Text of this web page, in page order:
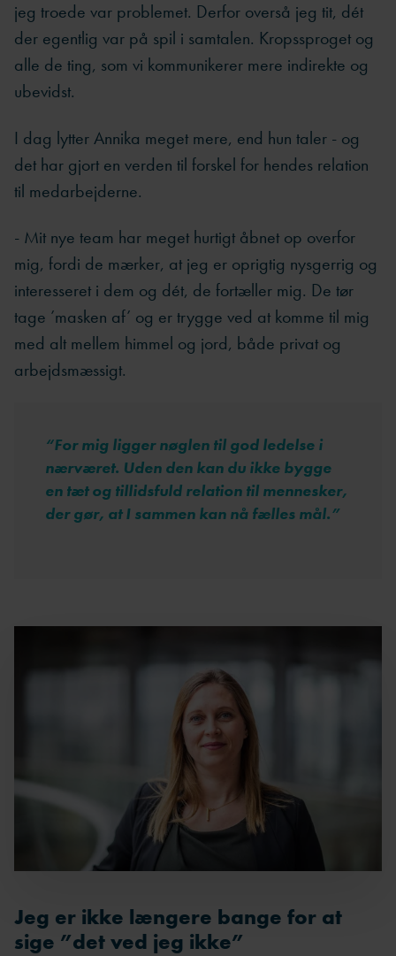
jeg troede var problemet. Derfor overså jeg tit, dét
der egentlig var på spil i samtalen. Kropssproget og
alle de ting, som vi kommunikerer mere indirekte og
ubevidst.
I dag lytter Annika meget mere, end hun taler - og
det har gjort en verden til forskel for hendes relation
til medarbejderne.
- Mit nye team har meget hurtigt åbnet op overfor
mig, fordi de mærker, at jeg er oprigtig nysgerrig og
interesseret i dem og dét, de fortæller mig. De tør
tage ’masken af’ og er trygge ved at komme til mig
med alt mellem himmel og jord, både privat og
arbejdsmæssigt.
“For mig ligger nøglen til god ledelse i
nærværet. Uden den kan du ikke bygge
en tæt og tillidsfuld relation til mennesker,
der gør, at I sammen kan nå fælles mål.”
Jeg er ikke længere bange for at
sige ”det ved jeg ikke”